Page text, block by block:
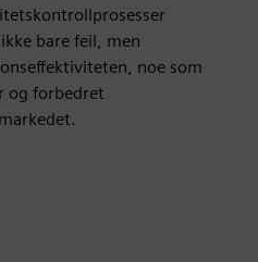
bare feil, men
noe som
og forbedret